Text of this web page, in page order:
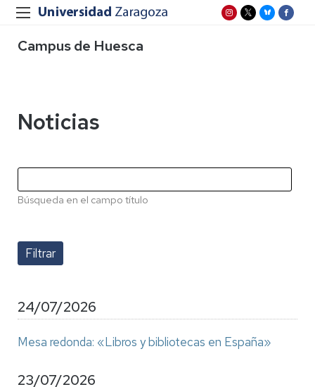
Campus de Huesca
Noticias
Búsqueda en el campo título
24/07/2026
Mesa redonda: «Libros y bibliotecas en España»
23/07/2026